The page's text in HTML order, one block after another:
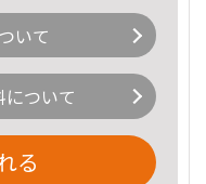
いて
ついて
る